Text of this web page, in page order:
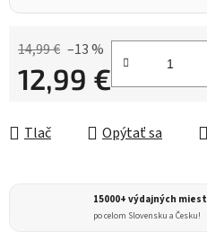
14,99 € –13 %
12,99 €
Tlač Opýtať sa
15000+ výdajných miest
po celom Slovensku a Česku!